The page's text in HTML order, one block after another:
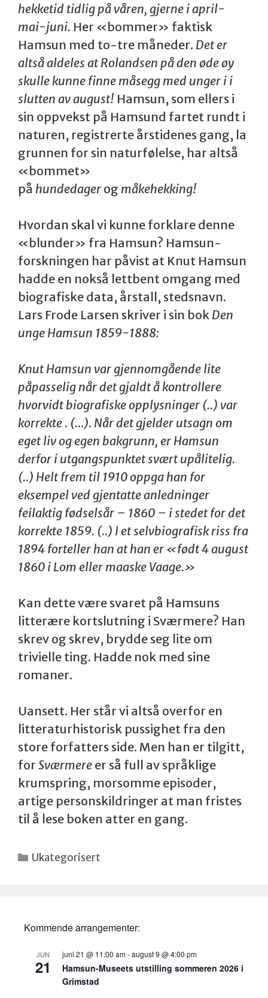
hekketid tidlig på våren, gjerne i april-
mai-juni. Her «bommer» faktisk
Hamsun med to-tre måneder. Det er
altså aldeles at Rolandsen på den øde øy
skulle kunne finne måsegg med unger i i
slutten av august! Hamsun, som ellers i
sin oppvekst på Hamsund fartet rundt i
naturen, registrerte årstidenes gang, la
grunnen for sin naturfølelse, har altså
«bommet»
på hundedager og måkehekking!
Hvordan skal vi kunne forklare denne
«blunder» fra Hamsun? Hamsun-
forskningen har påvist at Knut Hamsun
hadde en nokså lettbent omgang med
biografiske data, årstall, stedsnavn.
Lars Frode Larsen skriver i sin bok Den
unge Hamsun 1859-1888:
Knut Hamsun var gjennomgående lite
påpasselig når det gjaldt å kontrollere
hvorvidt biografiske opplysninger (..) var
korrekte . (…). Når det gjelder utsagn om
eget liv og egen bakgrunn, er Hamsun
derfor i utgangspunktet svært upålitelig.
(..) Helt frem til 1910 oppga han for
eksempel ved gjentatte anledninger
feilaktig fødselsår – 1860 – i stedet for det
korrekte 1859. (..) I et selvbiografisk riss fra
1894 forteller han at han er «født 4 august
1860 i Lom eller maaske Vaage.»
Kan dette være svaret på Hamsuns
litterære kortslutning i Sværmere? Han
skrev og skrev, brydde seg lite om
trivielle ting. Hadde nok med sine
romaner.
Uansett. Her står vi altså overfor en
litteraturhistorisk pussighet fra den
store forfatters side. Men han er tilgitt,
for Sværmere er så full av språklige
krumspring, morsomme episoder,
artige personskildringer at man fristes
til å lese boken atter en gang.
Kategorier
Ukategorisert
Kommende arrangementer:
JUN
21
juni 21 @ 11:00 am-august 9 @ 4:00 pm
Hamsun-Museets utstilling sommeren 2026 i
Grimstad